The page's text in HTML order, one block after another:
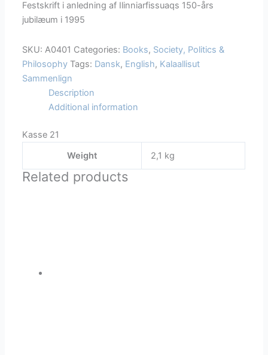
Festskrift i anledning af Ilinniarfissuaqs 150-års
jubilæum i 1995
SKU:A0401 Categories: Books, Society, Politics &
Philosophy Tags: Dansk, English, Kalaallisut
Sammenlign
Description
Additional information
Kasse 21
Weight
2,1 kg
Related products